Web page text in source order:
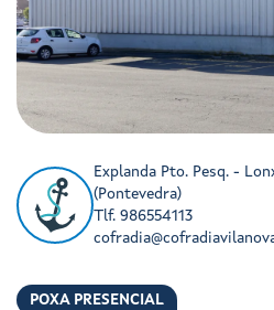
Explanda Pto. Pesq. -
(Pontevedra)
Tlf. 986554113
POXA PRESENCIAL